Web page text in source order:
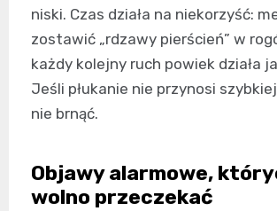
niski. Czas działa na niekorzyść:
zostawić „rdzawy pierścień” w
każdy kolejny ruch powiek działa
Jeśli płukanie nie przynosi
nie brnąć.
Objawy alarmowe,
wolno przeczekać